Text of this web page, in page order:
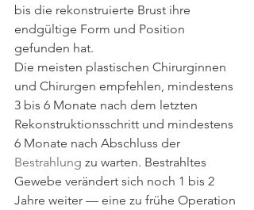
bis die rekonstruierte Brust ihre
endgültige Form und Position
gefunden hat.
Die meisten plastischen Chirurginnen
und Chirurgen empfehlen, mindestens
3 bis 6 Monate nach dem letzten
Rekonstruktionsschritt und mindestens
6 Monate nach Abschluss der
Bestrahlung zu warten. Bestrahltes
Gewebe verändert sich noch 1 bis 2
Jahre weiter — eine zu frühe Operation